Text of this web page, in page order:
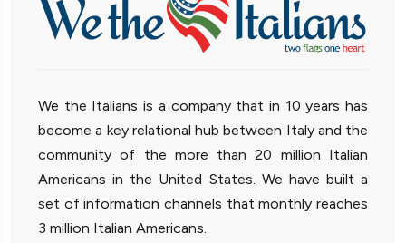
We the Italians is a company that in 10 years has
become a key relational hub between Italy and the
community of the more than 20 million Italian
Americans in the United States. We have built a
set of information channels that monthly reaches
3 million Italian Americans.